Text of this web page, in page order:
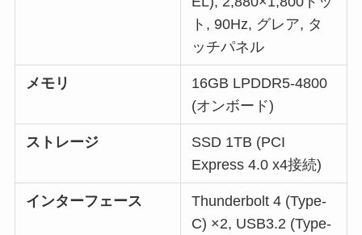
ト, 90Hz, グレア, タ
ッチパネル
メモリ
16GB LPDDR5-4800
(オンボード)
ストレージ
SSD 1TB (PCI
Express 4.0 x4接続)
インターフェース
Thunderbolt 4 (Type-
C) ×2, USB3.2 (Type-